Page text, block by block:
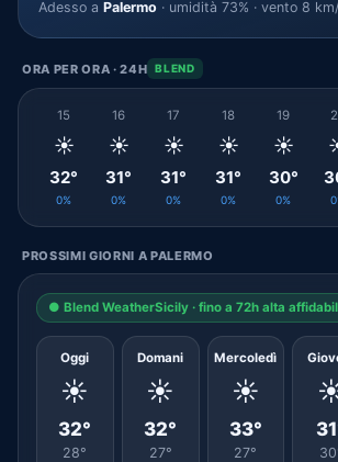
Adesso a Palermo · umidità 73% · vento 8
ORA PER ORA · 24H BLEND
15
☀️
32°
0%
16
☀️
31°
0%
17
☀️
31°
0%
18
☀️
31°
0%
19
☀️
30°
0%
PROSSIMI GIORNI A PALERMO
● Blend WeatherSicily · fino a 72h alta
Oggi
☀️
32°
28°
Domani
☀️
32°
27°
Mercoledì
☀️
33°
27°